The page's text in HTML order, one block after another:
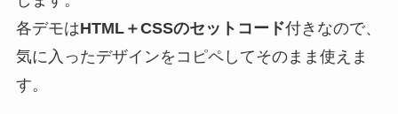
各デモはHTML＋CSSのセットコード付きなので、
気に入ったデザインをコピペしてそのまま使えま
す。